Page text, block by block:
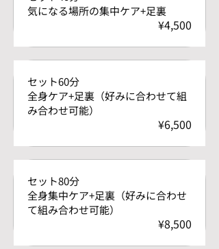
気になる場所の集中ケア+足裏
¥4,500
セット60分
全身ケア+足裏（好みに合わせて組
み合わせ可能）
¥6,500
セット80分
全身集中ケア+足裏（好みに合わせ
て組み合わせ可能）
¥8,500